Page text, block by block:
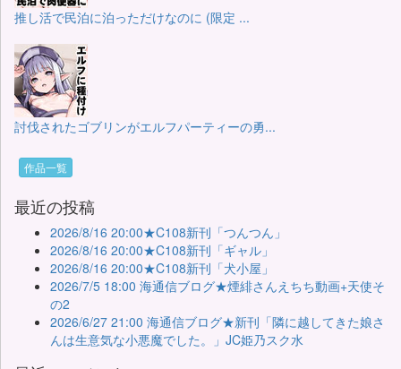
推し活で民泊に泊っただけなのに (限定 ...
討伐されたゴブリンがエルフパーティーの勇...
作品一覧
最近の投稿
2026/8/16 20:00★C108新刊「つんつん」
2026/8/16 20:00★C108新刊「ギャル」
2026/8/16 20:00★C108新刊「犬小屋」
2026/7/5 18:00 海通信ブログ★煙緋さんえちち動画+天使そ
の2
2026/6/27 21:00 海通信ブログ★新刊「隣に越してきた娘さ
んは生意気な小悪魔でした。」JC姫乃スク水